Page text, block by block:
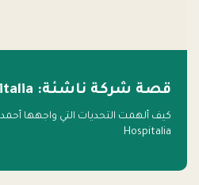
قصة شركة ناشئة: Hospitalia
كيف ألهمت التحديات التي واجهها
Hospitalia